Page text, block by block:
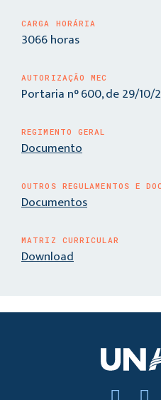
CARGA HORÁRIA
3066 horas
AUTORIZAÇÃO MEC
Portaria n° 600, de 29/10/
REGIMENTO GERAL
Documento
OUTROS REGULAMENTOS E
Documentos
MATRIZ CURRICULAR
Download